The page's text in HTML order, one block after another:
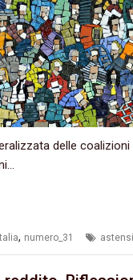
delle coalizioni
, numero_31